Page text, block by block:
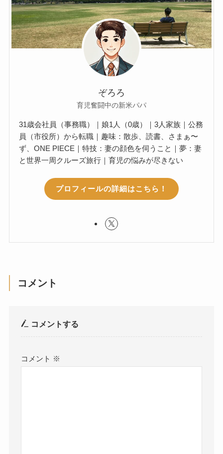
ぞろろ
育児奮闘中の新米パパ
31歳会社員（事務職）｜娘1人（0歳）｜3人家族｜公務
員（市役所）から転職｜趣味：散歩、読書、さまぁ〜
ず、ONE PIECE｜特技：妻の顔色を伺うこと｜夢：妻
と世界一周クルーズ旅行｜育児の悩みが尽きない
プロフィールの詳細はこちら！
コメント
コメントする
コメント ※